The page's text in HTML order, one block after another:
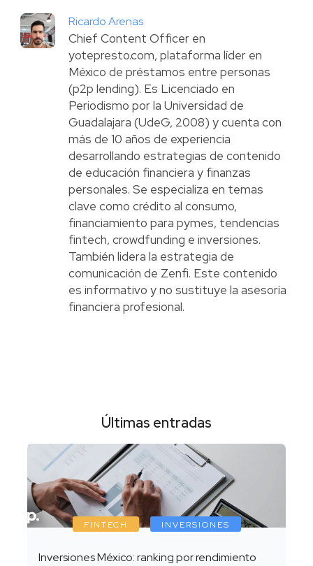
Ricardo Arenas
Chief Content Officer en
yotepresto.com, plataforma líder en
México de préstamos entre personas
(p2p lending). Es Licenciado en
Periodismo por la Universidad de
Guadalajara (UdeG, 2008) y cuenta con
más de 10 años de experiencia
desarrollando estrategias de contenido
de educación financiera y finanzas
personales. Se especializa en temas
clave como crédito al consumo,
financiamiento para pymes, tendencias
fintech, crowdfunding e inversiones.
También lidera la estrategia de
comunicación de Zenfi. Este contenido
es informativo y no sustituye la asesoría
financiera profesional.
Últimas entradas
FINTECH INVERSIONES
Inversiones México: ranking por rendimiento